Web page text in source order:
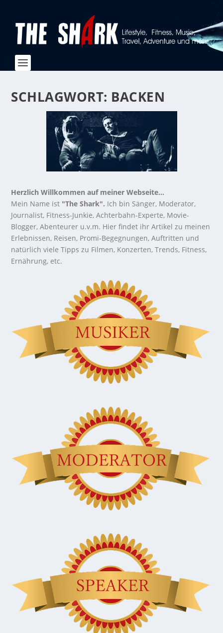
SCHLAGWORT: BACKEN
Herzlich Willkommen auf meiner Webseite...
Mein Name ist "The Shark". Ich bin Sänger, Moderator,
Journalist, Fitness-Junkie, Achterbahn-Experte, Movie-
Blogger, Abenteurer u.v.m. Hier findet ihr Artikel zu meinen
Erlebnissen, Reisen, Promi-Begegnungen, Auftritten und
natürlich viele Tipps zu Filmen, Konzerten, Trends, Fitness,
Ernährung, etc.